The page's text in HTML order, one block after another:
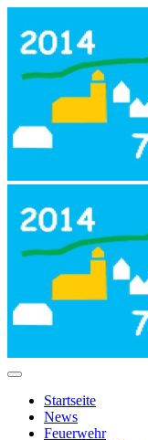
Startseite
News
Feuerwehr